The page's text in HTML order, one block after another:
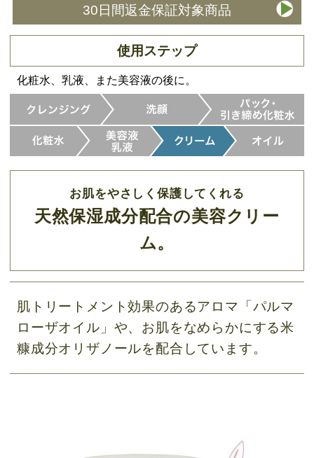
30日間返金保証対象商品
使用ステップ
化粧水、乳液、また美容液の後に。
お肌をやさしく保護してくれる
天然保湿成分配合の美容クリー
ム。
肌トリートメント効果のあるアロマ「パルマ
ローザオイル」や、お肌をなめらかにする米
糠成分オリザノールを配合しています。